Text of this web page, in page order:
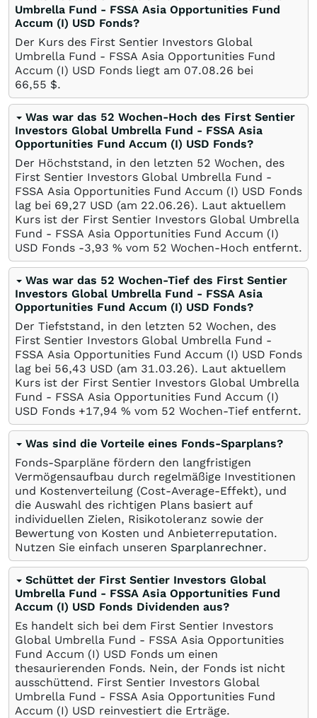
Umbrella Fund - FSSA Asia Opportunities Fund
Accum (I) USD Fonds?
Der Kurs des First Sentier Investors Global
Umbrella Fund - FSSA Asia Opportunities Fund
Accum (I) USD Fonds liegt am 07.08.26 bei
66,55 $.
Was war das 52 Wochen-Hoch des First Sentier
Investors Global Umbrella Fund - FSSA Asia
Opportunities Fund Accum (I) USD Fonds?
Der Höchststand, in den letzten 52 Wochen, des
First Sentier Investors Global Umbrella Fund -
FSSA Asia Opportunities Fund Accum (I) USD Fonds
lag bei 69,27 USD (am 22.06.26). Laut aktuellem
Kurs ist der First Sentier Investors Global Umbrella
Fund - FSSA Asia Opportunities Fund Accum (I)
USD Fonds -3,93 % vom 52 Wochen-Hoch entfernt.
Was war das 52 Wochen-Tief des First Sentier
Investors Global Umbrella Fund - FSSA Asia
Opportunities Fund Accum (I) USD Fonds?
Der Tiefststand, in den letzten 52 Wochen, des
First Sentier Investors Global Umbrella Fund -
FSSA Asia Opportunities Fund Accum (I) USD Fonds
lag bei 56,43 USD (am 31.03.26). Laut aktuellem
Kurs ist der First Sentier Investors Global Umbrella
Fund - FSSA Asia Opportunities Fund Accum (I)
USD Fonds +17,94 % vom 52 Wochen-Tief entfernt.
Was sind die Vorteile eines Fonds-Sparplans?
Fonds-Sparpläne fördern den langfristigen
Vermögensaufbau durch regelmäßige Investitionen
und Kostenverteilung (Cost-Average-Effekt), und
die Auswahl des richtigen Plans basiert auf
individuellen Zielen, Risikotoleranz sowie der
Bewertung von Kosten und Anbieterreputation.
Nutzen Sie einfach unseren Sparplanrechner.
Schüttet der First Sentier Investors Global
Umbrella Fund - FSSA Asia Opportunities Fund
Accum (I) USD Fonds Dividenden aus?
Es handelt sich bei dem First Sentier Investors
Global Umbrella Fund - FSSA Asia Opportunities
Fund Accum (I) USD Fonds um einen
thesaurierenden Fonds. Nein, der Fonds ist nicht
ausschüttend. First Sentier Investors Global
Umbrella Fund - FSSA Asia Opportunities Fund
Accum (I) USD reinvestiert die Erträge.